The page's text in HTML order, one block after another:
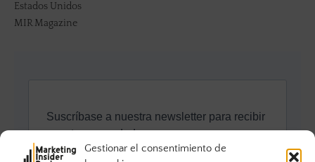
Gestionar el consentimiento de
Estados Unidos
MIR Magazine